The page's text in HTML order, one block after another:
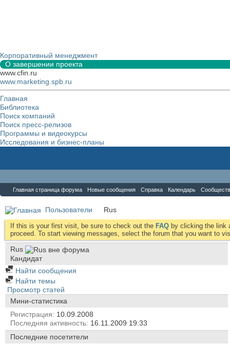
Корпоративный менеджмент
О завершении проекта
www.cfin.ru
www.marketing.spb.ru
Главная
Библиотека
Поиск компаний
Поиск пресс-релизов
Программы и видеокурсы
Исследования и бизнес-планы
Главная страница форума Новые сообщения Справка Календарь
Пользователи Rus
If this is your first visit, be sure to check out the FAQ by clicking the link
proceed. To start viewing messages, select the forum that you want to
Rus
Кандидат
Найти сообщения
Найти темы
Просмотр статей
Мини-статистика
Регистрация
10.09.2008
Последняя активность 16.11.2009 19:33
Последние посетители